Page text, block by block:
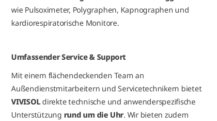
wie Pulsoximeter, Polygraphen, Kapnographen und
kardiorespiratorische Monitore.
Umfassender Service & Support
Mit einem flächendeckenden Team an
Außendienstmitarbeitern und Servicetechnikern bietet
VIVISOLdirekte technische und anwenderspezifische
Unterstützung rund um die Uhr. Wir bieten zudem